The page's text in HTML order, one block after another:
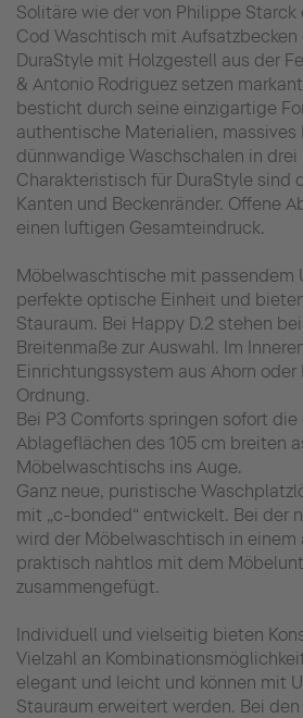
Solitäre wie der von Philippe
Cod Waschtisch mit
DuraStyle mit Holzgestell aus der
& Antonio Rodriguez setzen
besticht durch seine einzigartige
authentische Materialien, massives
dünnwandige Waschschalen in drei
Charakteristisch für DuraStyle sind
Kanten und Beckenränder. Offene
einen luftigen Gesamteindruck.
Möbelwaschtische mit passendem
perfekte optische Einheit und
Stauraum. Bei Happy D.2 stehen
Breitenmaße zur Auswahl. Im
Einrichtungssystem aus Ahorn oder
Ordnung.
Bei P3 Comforts springen sofort die
Ablageflächen des 105 cm breiten
Möbelwaschtischs ins Auge.
Ganz neue, puristische
mit „c-bonded“ entwickelt. Bei der
wird der Möbelwaschtisch in einem
praktisch nahtlos mit dem
zusammengefügt.
Individuell und vielseitig bieten
Vielzahl an
elegant und leicht und können mit
Stauraum erweitert werden. Bei